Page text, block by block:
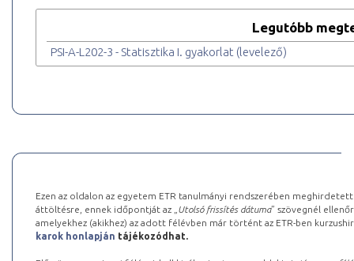
Legutóbb
PSI-A-L202-3 - Statisztika I. gyakorlat (levelező)
Ezen az oldalon az egyetem ETR tanulmányi rendszerében
áttöltésre, ennek időpontját az „ Utolsó frissítés dátuma” szövegnél
amelyekhez (akikhez) az adott félévben már történt az ETR-ben
karok honlapján tájékozódhat.